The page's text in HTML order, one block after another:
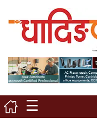
☰
मुख्य पृष्ठ
स्थानीय समाचार
विचार / ब्लग
नगर/गाउँ पालिका